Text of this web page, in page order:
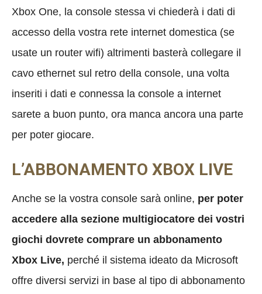
Xbox One, la console stessa vi chiederà i dati di
accesso della vostra rete internet domestica (se
usate un router wifi) altrimenti basterà collegare il
cavo ethernet sul retro della console, una volta
inseriti i dati e connessa la console a internet
sarete a buon punto, ora manca ancora una parte
per poter giocare.
L’ABBONAMENTO XBOX LIVE
Anche se la vostra console sarà online, per poter
accedere alla sezione multigiocatore dei vostri
giochi dovrete comprare un abbonamento
Xbox Live, perché il sistema ideato da Microsoft
offre diversi servizi in base al tipo di abbonamento